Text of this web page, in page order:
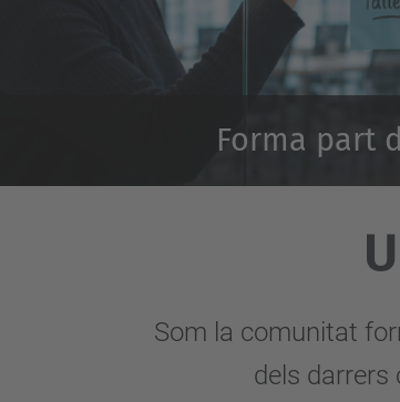
Forma part
Som la comunitat
dels darrers